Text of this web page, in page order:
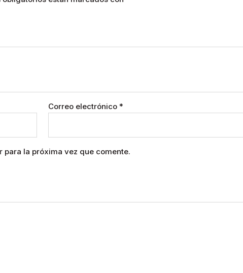
Correo electrónico*
la próxima vez que comente.